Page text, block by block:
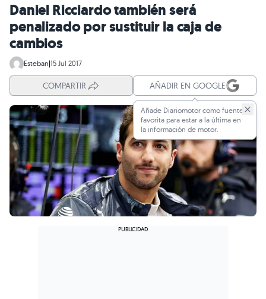
Daniel Ricciardo también será
penalizado por sustituir la caja de
cambios
Esteban|15 Jul 2017
COMPARTIR AÑADIR EN GOOGLE
Añade Diariomotor como fuente
favorita para estar a la última en
la información de motor.